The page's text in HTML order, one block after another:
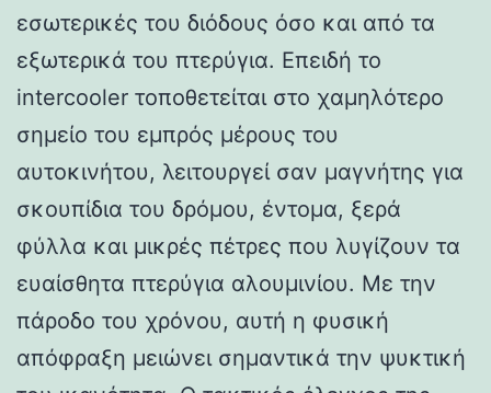
εσωτερικές του διόδους όσο και από τα
εξωτερικά του πτερύγια. Επειδή το
intercooler τοποθετείται στο χαμηλότερο
σημείο του εμπρός μέρους του
αυτοκινήτου, λειτουργεί σαν μαγνήτης για
σκουπίδια του δρόμου, έντομα, ξερά
φύλλα και μικρές πέτρες που λυγίζουν τα
ευαίσθητα πτερύγια αλουμινίου. Με την
πάροδο του χρόνου, αυτή η φυσική
απόφραξη μειώνει σημαντικά την ψυκτική